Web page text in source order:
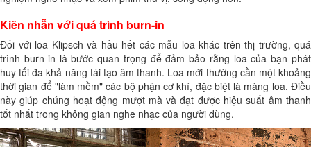
Kiên nhẫn với quá trình burn-in
Đối với loa Klipsch và hầu hết các mẫu loa khác trên thị trường, quá
trình burn-in là bước quan trọng để đảm bảo rằng loa của bạn phát
huy tối đa khả năng tái tạo âm thanh. Loa mới thường cần một khoảng
thời gian để "làm mềm" các bộ phận cơ khí, đặc biệt là màng loa. Điều
này giúp chúng hoạt động mượt mà và đạt được hiệu suất âm thanh
tốt nhất trong không gian nghe nhạc của người dùng.